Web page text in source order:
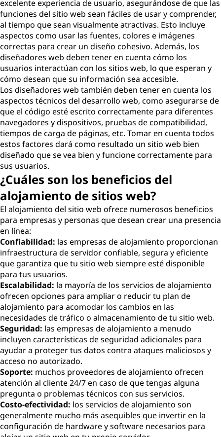
excelente experiencia de usuario, asegurándose de que las
funciones del sitio web sean fáciles de usar y comprender,
al tiempo que sean visualmente atractivas. Esto incluye
aspectos como usar las fuentes, colores e imágenes
correctas para crear un diseño cohesivo. Además, los
diseñadores web deben tener en cuenta cómo los
usuarios interactúan con los sitios web, lo que esperan y
cómo desean que su información sea accesible.
Los diseñadores web también deben tener en cuenta los
aspectos técnicos del desarrollo web, como asegurarse de
que el código esté escrito correctamente para diferentes
navegadores y dispositivos, pruebas de compatibilidad,
tiempos de carga de páginas, etc. Tomar en cuenta todos
estos factores dará como resultado un sitio web bien
diseñado que se vea bien y funcione correctamente para
sus usuarios.
¿Cuáles son los beneficios del
alojamiento de sitios web?
El alojamiento del sitio web ofrece numerosos beneficios
para empresas y personas que desean crear una presencia
en línea:
Confiabilidad: las empresas de alojamiento proporcionan
infraestructura de servidor confiable, segura y eficiente
que garantiza que tu sitio web siempre esté disponible
para tus usuarios.
Escalabilidad: la mayoría de los servicios de alojamiento
ofrecen opciones para ampliar o reducir tu plan de
alojamiento para acomodar los cambios en las
necesidades de tráfico o almacenamiento de tu sitio web.
Seguridad: las empresas de alojamiento a menudo
incluyen características de seguridad adicionales para
ayudar a proteger tus datos contra ataques maliciosos y
acceso no autorizado.
Soporte: muchos proveedores de alojamiento ofrecen
atención al cliente 24/7 en caso de que tengas alguna
pregunta o problemas técnicos con sus servicios.
Costo-efectividad: los servicios de alojamiento son
generalmente mucho más asequibles que invertir en la
configuración de hardware y software necesarios para